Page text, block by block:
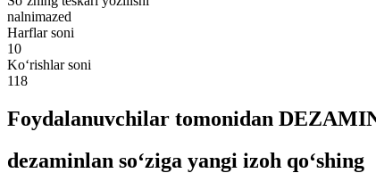
nalnimazed
Harflar soni
10
Ko‘rishlar soni
118
Foydalanuvchilar tomonidan
dezaminlan so‘ziga yangi izoh qo‘shing